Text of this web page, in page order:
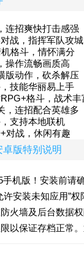
连招爽快打击感强
对战，指挥军队攻城
机格斗，情怀满分
操作流畅画质高
版动作，砍杀解压
技能华丽易上手
RPG+格斗，战术丰
，连招配合英雄多
支持本地联机
+对战，休闲有趣
版特别说明
手机版！安装前请
许安装未知应用”
火墙及后台数据
以保证存档正常